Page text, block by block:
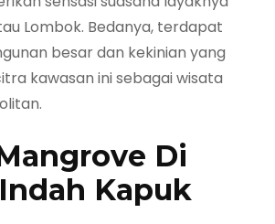
Lombok. Bedanya, terdapat
besar dan kekinian yang
kawasan ini sebagai wisata
Di
Kapuk